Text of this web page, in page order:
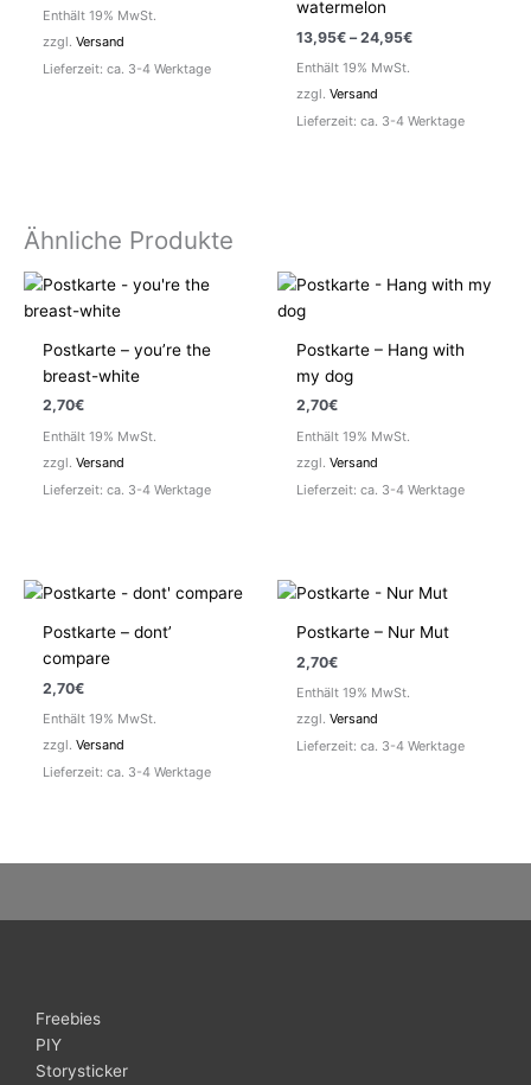
bis
Enthält 19% MwSt.
zzgl.Versand
Lieferzeit: ca. 3-4 Werktage
watermelon
13,95€ –24,95€Preisspanne:
Enthält 19% MwSt.
zzgl.Versand
Lieferzeit: ca. 3-4 Werktage
Ähnliche Produkte
Postkarte – you’re the
breast-white
2,70€
Enthält 19% MwSt.
zzgl.Versand
Lieferzeit: ca. 3-4 Werktage
Postkarte – Hang with
my dog
2,70€
Enthält 19% MwSt.
zzgl.Versand
Lieferzeit: ca. 3-4 Werktage
Postkarte – dont’
compare
2,70€
Enthält 19% MwSt.
zzgl.Versand
Lieferzeit: ca. 3-4 Werktage
Postkarte – Nur Mut
2,70€
Enthält 19% MwSt.
zzgl.Versand
Lieferzeit: ca. 3-4 Werktage
Freebies
PIY
Storysticker